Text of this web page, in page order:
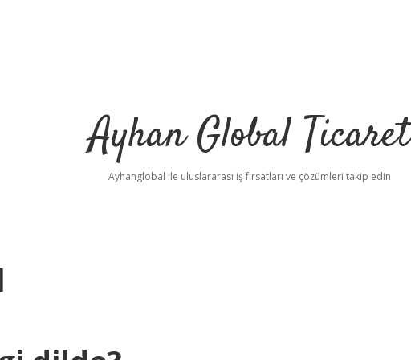
Ayhan Global Ticaret
Ayhanglobal ile uluslararası iş fırsatları ve çözümleri takip edin